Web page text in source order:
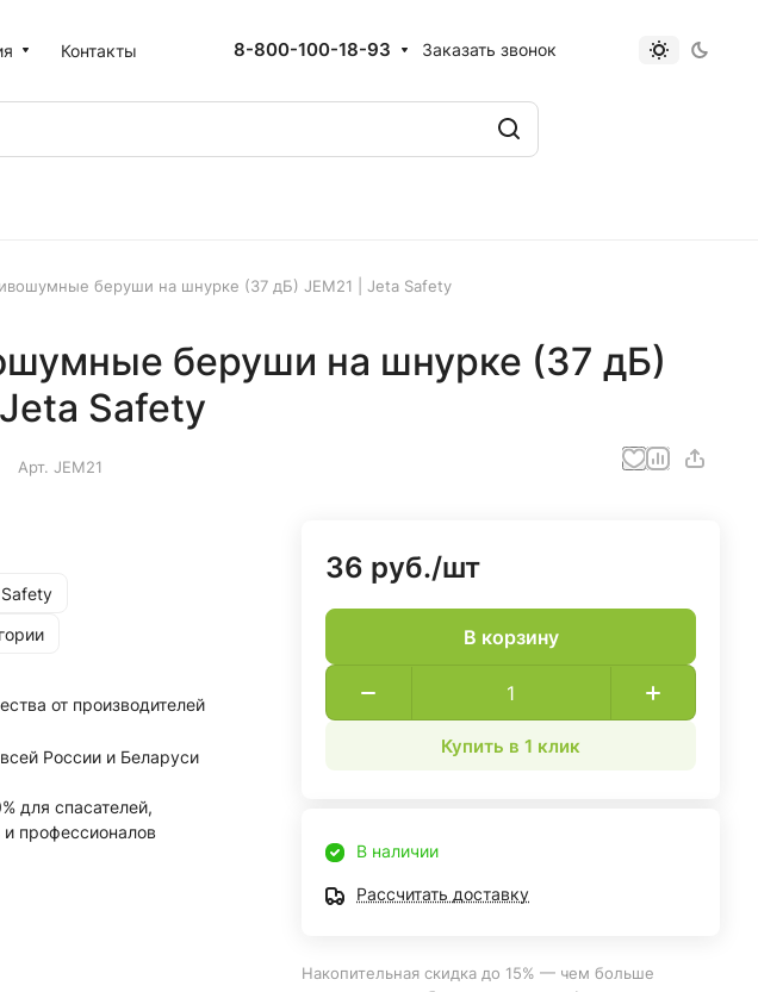
Контакты 8-800-100-18-93 Заказать звонок
беруши на шнурке (37 дБ) JEM21 | Jeta Safety
беруши на шнурке (37 дБ)
Safety
Арт. JEM21
от производителей
России и Беларуси
для спасателей,
профессионалов
36 руб./шт
В корзину
Купить в 1 клик
В наличии
Рассчитать доставку
Накопительная скидка до 15% — чем больше